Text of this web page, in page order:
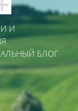
И
БЛОГ